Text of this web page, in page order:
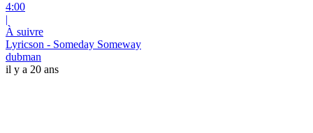
4:00
|
À suivre
Lyricson - Someday Someway
dubman
il y a 20 ans